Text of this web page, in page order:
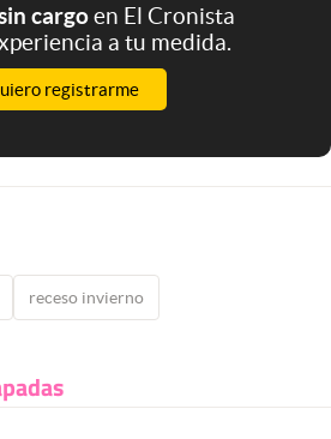
cargoen El Cronista
a tu medida.
registrarme
receso invierno